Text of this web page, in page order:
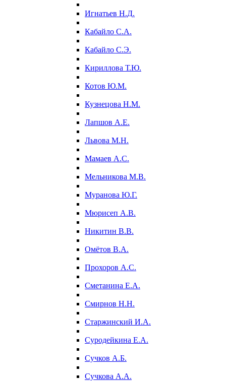
Игнатьев Н.Д.
Кабайло С.А.
Кабайло С.Э.
Кириллова Т.Ю.
Котов Ю.М.
Кузнецова Н.М.
Лапшов А.Е.
Львова М.Н.
Мамаев А.С.
Мельникова М.В.
Муранова Ю.Г.
Мюрисеп А.В.
Никитин В.В.
Омётов В.А.
Прохоров А.С.
Сметанина Е.А.
Смирнов Н.Н.
Старжинский И.А.
Суродейкина Е.А.
Сучков А.Б.
Сучкова А.А.